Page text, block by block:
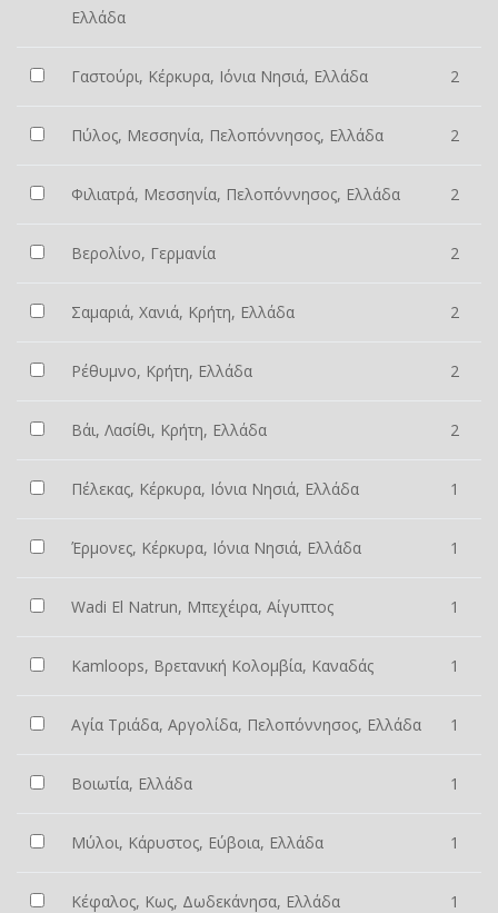
Ελλάδα
Γαστούρι, Κέρκυρα, Ιόνια Νησιά, Ελλάδα 2
Πύλος, Μεσσηνία, Πελοπόννησος, Ελλάδα 2
Φιλιατρά, Μεσσηνία, Πελοπόννησος, Ελλάδα 2
Βερολίνο, Γερμανία 2
Σαμαριά, Χανιά, Κρήτη, Ελλάδα 2
Ρέθυμνο, Κρήτη, Ελλάδα 2
Βάι, Λασίθι, Κρήτη, Ελλάδα 2
Πέλεκας, Κέρκυρα, Ιόνια Νησιά, Ελλάδα 1
Έρμονες, Κέρκυρα, Ιόνια Νησιά, Ελλάδα 1
Wadi El Natrun, Μπεχέιρα, Αίγυπτος 1
Kamloops, Βρετανική Κολομβία, Καναδάς 1
Αγία Τριάδα, Αργολίδα, Πελοπόννησος, Ελλάδα 1
Βοιωτία, Ελλάδα 1
Μύλοι, Κάρυστος, Εύβοια, Ελλάδα 1
Κέφαλος, Κως, Δωδεκάνησα, Ελλάδα 1